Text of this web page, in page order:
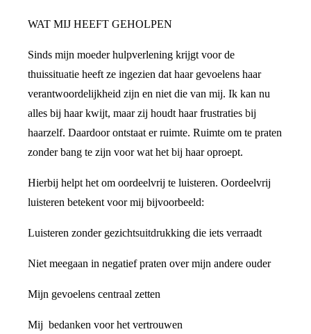
WAT MIJ HEEFT GEHOLPEN
Sinds mijn moeder hulpverlening krijgt voor de
thuissituatie heeft ze ingezien dat haar gevoelens haar
verantwoordelijkheid zijn en niet die van mij. Ik kan nu
alles bij haar kwijt, maar zij houdt haar frustraties bij
haarzelf. Daardoor ontstaat er ruimte. Ruimte om te praten
zonder bang te zijn voor wat het bij haar oproept.
Hierbij helpt het om oordeelvrij te luisteren. Oordeelvrij
luisteren betekent voor mij bijvoorbeeld:
Luisteren zonder gezichtsuitdrukking die iets verraadt
Niet meegaan in negatief praten over mijn andere ouder
Mijn gevoelens centraal zetten
Mij bedanken voor het vertrouwen